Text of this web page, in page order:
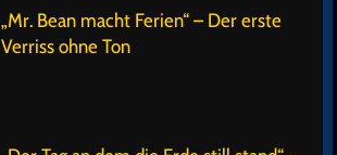
„Mr. Bean macht Ferien“ – Der erste
Verriss ohne Ton